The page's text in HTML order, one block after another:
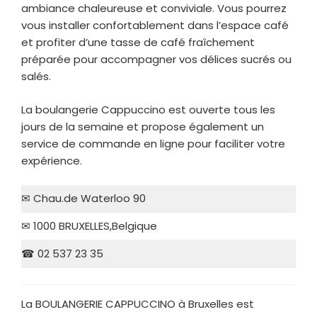
ambiance chaleureuse et conviviale. Vous pourrez
vous installer confortablement dans l’espace café
et profiter d’une tasse de café fraîchement
préparée pour accompagner vos délices sucrés ou
salés.
La boulangerie Cappuccino est ouverte tous les
jours de la semaine et propose également un
service de commande en ligne pour faciliter votre
expérience.
✉ Chau.de Waterloo 90
✉ 1000 BRUXELLES,Belgique
☎ 02 537 23 35
La BOULANGERIE CAPPUCCINO à Bruxelles est